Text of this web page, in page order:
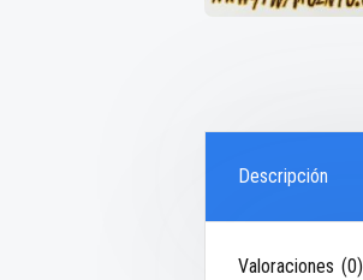
Descripción
Valoraciones (0)